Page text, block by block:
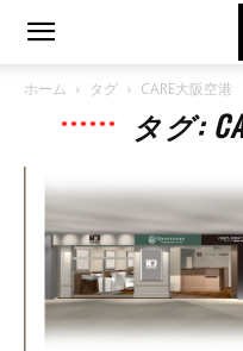
ホーム タグ CARE大阪空港
タグ: